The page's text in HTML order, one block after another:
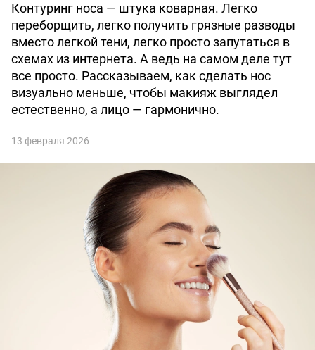
Контуринг носа — штука коварная. Легко
переборщить, легко получить грязные разводы
вместо легкой тени, легко просто запутаться в
схемах из интернета. А ведь на самом деле тут
все просто. Рассказываем, как сделать нос
визуально меньше, чтобы макияж выглядел
естественно, а лицо — гармонично.
13 февраля 2026